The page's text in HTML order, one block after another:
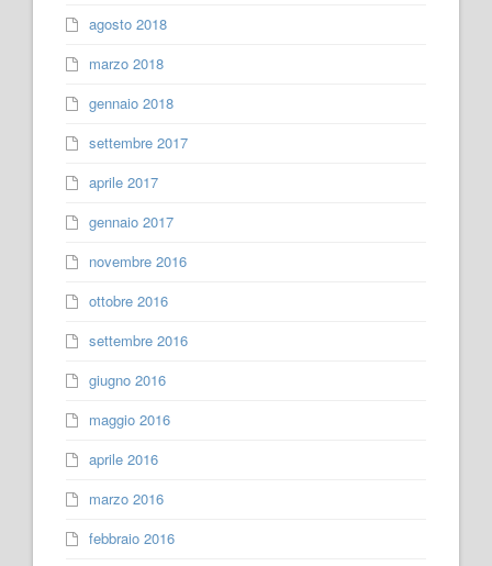
agosto 2018
marzo 2018
gennaio 2018
settembre 2017
aprile 2017
gennaio 2017
novembre 2016
ottobre 2016
settembre 2016
giugno 2016
maggio 2016
aprile 2016
marzo 2016
febbraio 2016